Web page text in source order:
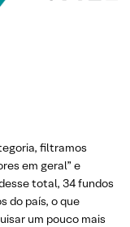
filtramos
em geral” e
total, 34 fundos
do país, o que
um pouco mais